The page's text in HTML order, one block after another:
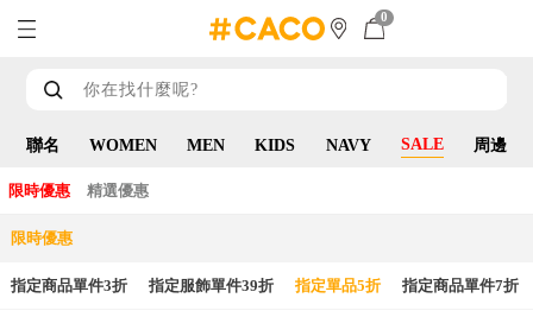
0
聯名 WOMEN MEN KIDS NAVY SALE 周邊
限時優惠 精選優惠
限時優惠
指定商品單件3折 指定服飾單件39折 指定單品5折 指定商品單件7折